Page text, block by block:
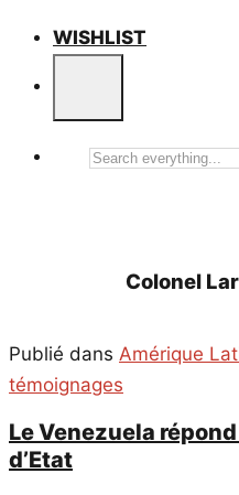
WISHLIST
Search
Colonel
Publié dans Amérique
témoignages
Le Venezuela
d’Etat